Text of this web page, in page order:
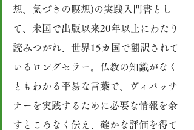
想、気づきの瞑想)の実践入門書とし
て、米国で出版以来20年以上にわたり
読みつがれ、世界15カ国で翻訳されて
いるロングセラー。仏教の知識がなく
ともわかる平易な言葉で、ヴィパッサ
ナーを実践するために必要な情報を余
すところなく伝え、確かな評価を得て